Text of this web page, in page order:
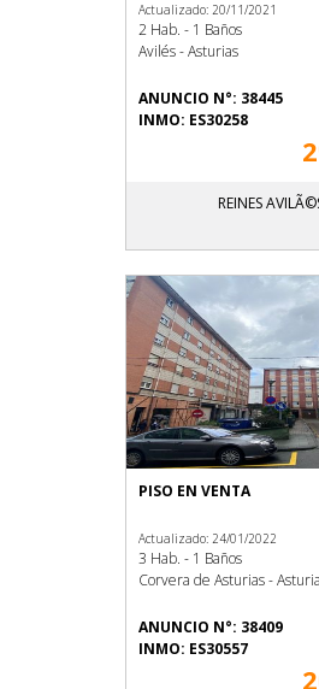
Actualizado: 20/11/2021
2 Hab. - 1 Baños
Avilés - Asturias
ANUNCIO N°: 38445
INMO: ES30258
REINES
PISO EN VENTA
Actualizado: 24/01/2022
3 Hab. - 1 Baños
Corvera de Asturias -
ANUNCIO N°: 38409
INMO: ES30557